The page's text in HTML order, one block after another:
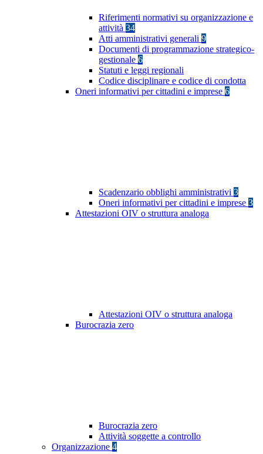
Riferimenti normativi su organizzazione e
attività 34
Atti amministrativi generali 9
Documenti di programmazione strategico-
gestionale 6
Statuti e leggi regionali
Codice disciplinare e codice di condotta
Oneri informativi per cittadini e imprese 6
Scadenzario obblighi amministrativi 3
Oneri informativi per cittadini e imprese 3
Attestazioni OIV o struttura analoga
Attestazioni OIV o struttura analoga
Burocrazia zero
Burocrazia zero
Attività soggette a controllo
Organizzazione 4